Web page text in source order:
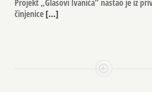
Projekt „Glasovi Ivanića“ nastao je iz
činjenice [...]